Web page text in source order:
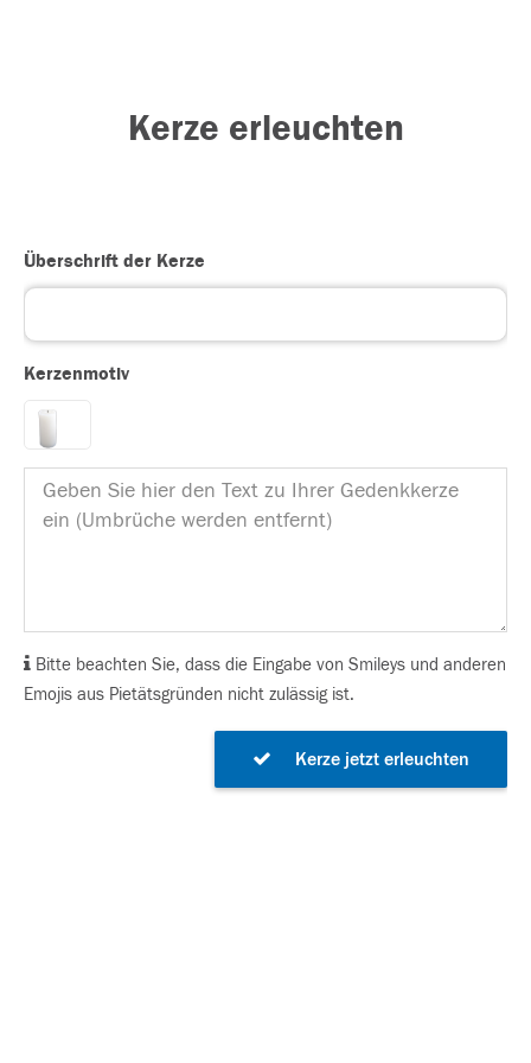
Kerze erleuchten
Überschrift der Kerze
Kerzenmotiv
Bitte beachten Sie, dass die Eingabe von Smileys und anderen
Emojis aus Pietätsgründen nicht zulässig ist.
Kerze jetzt erleuchten